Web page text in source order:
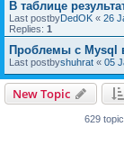
В таблице
Last postbyDedOK « 26
Replies: 1
Проблемы с Mysql
Last postbyshuhrat « 05
New Topic
629